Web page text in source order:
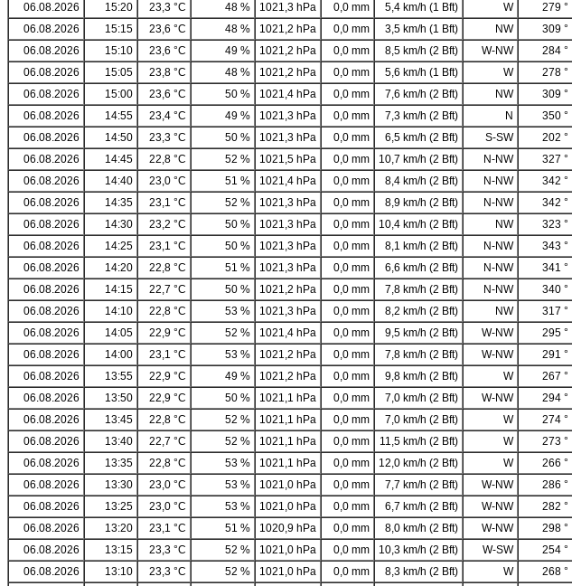
06.08.2026
15:20 23,3 °C 48 % 1021,3 hPa 0,0 mm 5,4 km/h (1 Bft) W 279 °
06.08.2026
15:15 23,6 °C 48 % 1021,2 hPa 0,0 mm 3,5 km/h (1 Bft) NW 309 °
06.08.2026
15:10 23,6 °C 49 % 1021,2 hPa 0,0 mm 8,5 km/h (2 Bft) W-NW 284 °
06.08.2026
15:05 23,8 °C 48 % 1021,2 hPa 0,0 mm 5,6 km/h (1 Bft) W 278 °
06.08.2026
15:00 23,6 °C 50 % 1021,4 hPa 0,0 mm 7,6 km/h (2 Bft) NW 309 °
06.08.2026
14:55 23,4 °C 49 % 1021,3 hPa 0,0 mm 7,3 km/h (2 Bft) N 350 °
06.08.2026
14:50 23,3 °C 50 % 1021,3 hPa 0,0 mm 6,5 km/h (2 Bft) S-SW 202 °
06.08.2026
14:45 22,8 °C 52 % 1021,5 hPa 0,0 mm 10,7 km/h (2 Bft) N-NW 327 °
06.08.2026
14:40 23,0 °C 51 % 1021,4 hPa 0,0 mm 8,4 km/h (2 Bft) N-NW 342 °
06.08.2026
14:35 23,1 °C 52 % 1021,3 hPa 0,0 mm 8,9 km/h (2 Bft) N-NW 342 °
06.08.2026
14:30 23,2 °C 50 % 1021,3 hPa 0,0 mm 10,4 km/h (2 Bft) NW 323 °
06.08.2026
14:25 23,1 °C 50 % 1021,3 hPa 0,0 mm 8,1 km/h (2 Bft) N-NW 343 °
06.08.2026
14:20 22,8 °C 51 % 1021,3 hPa 0,0 mm 6,6 km/h (2 Bft) N-NW 341 °
06.08.2026
14:15 22,7 °C 50 % 1021,2 hPa 0,0 mm 7,8 km/h (2 Bft) N-NW 340 °
06.08.2026
14:10 22,8 °C 53 % 1021,3 hPa 0,0 mm 8,2 km/h (2 Bft) NW 317 °
06.08.2026
14:05 22,9 °C 52 % 1021,4 hPa 0,0 mm 9,5 km/h (2 Bft) W-NW 295 °
06.08.2026
14:00 23,1 °C 53 % 1021,2 hPa 0,0 mm 7,8 km/h (2 Bft) W-NW 291 °
06.08.2026
13:55 22,9 °C 49 % 1021,2 hPa 0,0 mm 9,8 km/h (2 Bft) W 267 °
06.08.2026
13:50 22,9 °C 50 % 1021,1 hPa 0,0 mm 7,0 km/h (2 Bft) W-NW 294 °
06.08.2026
13:45 22,8 °C 52 % 1021,1 hPa 0,0 mm 7,0 km/h (2 Bft) W 274 °
06.08.2026
13:40 22,7 °C 52 % 1021,1 hPa 0,0 mm 11,5 km/h (2 Bft) W 273 °
06.08.2026
13:35 22,8 °C 53 % 1021,1 hPa 0,0 mm 12,0 km/h (2 Bft) W 266 °
06.08.2026
13:30 23,0 °C 53 % 1021,0 hPa 0,0 mm 7,7 km/h (2 Bft) W-NW 286 °
06.08.2026
13:25 23,0 °C 53 % 1021,0 hPa 0,0 mm 6,7 km/h (2 Bft) W-NW 282 °
06.08.2026
13:20 23,1 °C 51 % 1020,9 hPa 0,0 mm 8,0 km/h (2 Bft) W-NW 298 °
06.08.2026
13:15 23,3 °C 52 % 1021,0 hPa 0,0 mm 10,3 km/h (2 Bft) W-SW 254 °
06.08.2026
13:10 23,3 °C 52 % 1021,0 hPa 0,0 mm 8,3 km/h (2 Bft) W 268 °